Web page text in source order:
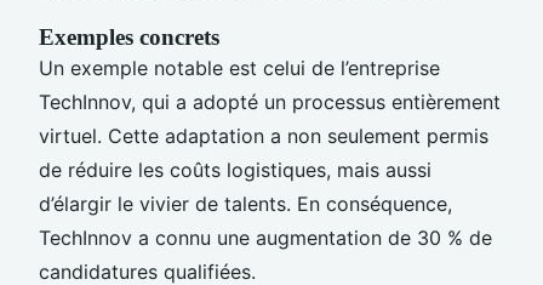
Exemples concrets
Un exemple notable est celui de l’entreprise
TechInnov, qui a adopté un processus entièrement
virtuel. Cette adaptation a non seulement permis
de réduire les coûts logistiques, mais aussi
d’élargir le vivier de talents. En conséquence,
TechInnov a connu une augmentation de 30 % de
candidatures qualifiées.